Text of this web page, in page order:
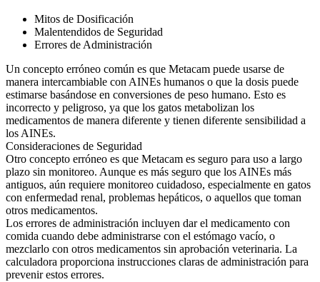
Mitos de Dosificación
Malentendidos de Seguridad
Errores de Administración
Un concepto erróneo común es que Metacam puede usarse de
manera intercambiable con AINEs humanos o que la dosis puede
estimarse basándose en conversiones de peso humano. Esto es
incorrecto y peligroso, ya que los gatos metabolizan los
medicamentos de manera diferente y tienen diferente sensibilidad a
los AINEs.
Consideraciones de Seguridad
Otro concepto erróneo es que Metacam es seguro para uso a largo
plazo sin monitoreo. Aunque es más seguro que los AINEs más
antiguos, aún requiere monitoreo cuidadoso, especialmente en gatos
con enfermedad renal, problemas hepáticos, o aquellos que toman
otros medicamentos.
Los errores de administración incluyen dar el medicamento con
comida cuando debe administrarse con el estómago vacío, o
mezclarlo con otros medicamentos sin aprobación veterinaria. La
calculadora proporciona instrucciones claras de administración para
prevenir estos errores.